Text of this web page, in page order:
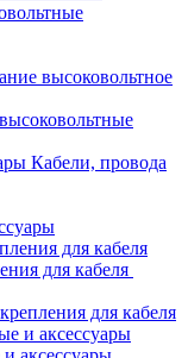
высоковольтное
Кабели, провода
для кабеля
для кабеля